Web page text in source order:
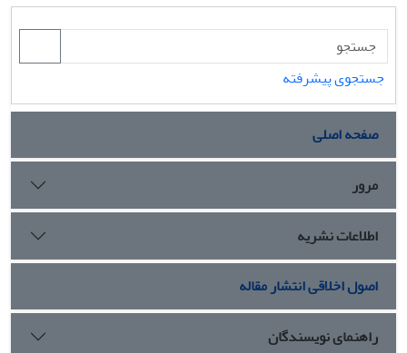
جستجوی پیشرفته
صفحه اصلی
مرور
اطلاعات نشریه
اصول اخلاقی انتشار مقاله
راهنمای نویسندگان